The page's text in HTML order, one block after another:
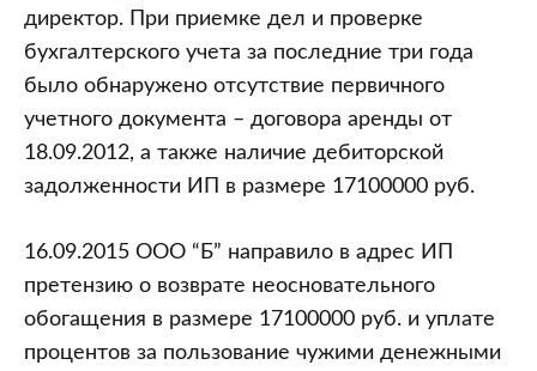
директор. При приемке дел и проверке
бухгалтерского учета за последние три года
было обнаружено отсутствие первичного
учетного документа – договора аренды от
18.09.2012, а также наличие дебиторской
задолженности ИП в размере 17100000 руб.
16.09.2015 ООО “Б” направило в адрес ИП
претензию о возврате неосновательного
обогащения в размере 17100000 руб. и уплате
процентов за пользование чужими денежными